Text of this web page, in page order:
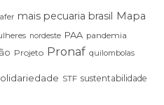
mais pecuaria brasil Mapa
nordeste PAA pandemia
Projeto Pronaf quilombolas
STF sustentabilidade